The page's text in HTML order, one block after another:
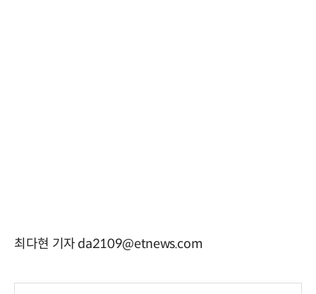
최다현 기자 da2109@etnews.com